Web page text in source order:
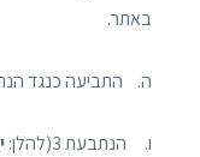
באתר.
ה. התביעה כנגד הנתבעים
ו. הנתבעת 3(להלן: